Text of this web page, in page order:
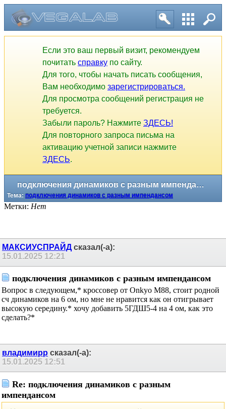
Если это ваш первый визит, рекомендуем
почитать справку по сайту.
Для того, чтобы начать писать сообщения,
Вам необходимо зарегистрироваться.
Для просмотра сообщений регистрация не
требуется.
Забыли пароль? Нажмите ЗДЕСЬ!
Для повторного запроса письма на
активацию учетной записи нажмите
ЗДЕСЬ.
подключения динамиков с разным импендансом
Тема: подключения динамиков с разным импендансом
Метки: Нет
МАКСИУСПРАЙДсказал(-а):
15.01.2025 12:21
подключения динамиков с разным импендансом
Вопрос в следующем,* кроссовер от Onkyo M88, стоит родной
сч динамиков на 6 ом, но мне не нравится как он отигрывает
высокую середину.* хочу добавить 5ГДШ5-4 на 4 ом, как это
сделать?*
владимирр сказал(-а):
15.01.2025 12:51
Re: подключения динамиков с разным
импендансом